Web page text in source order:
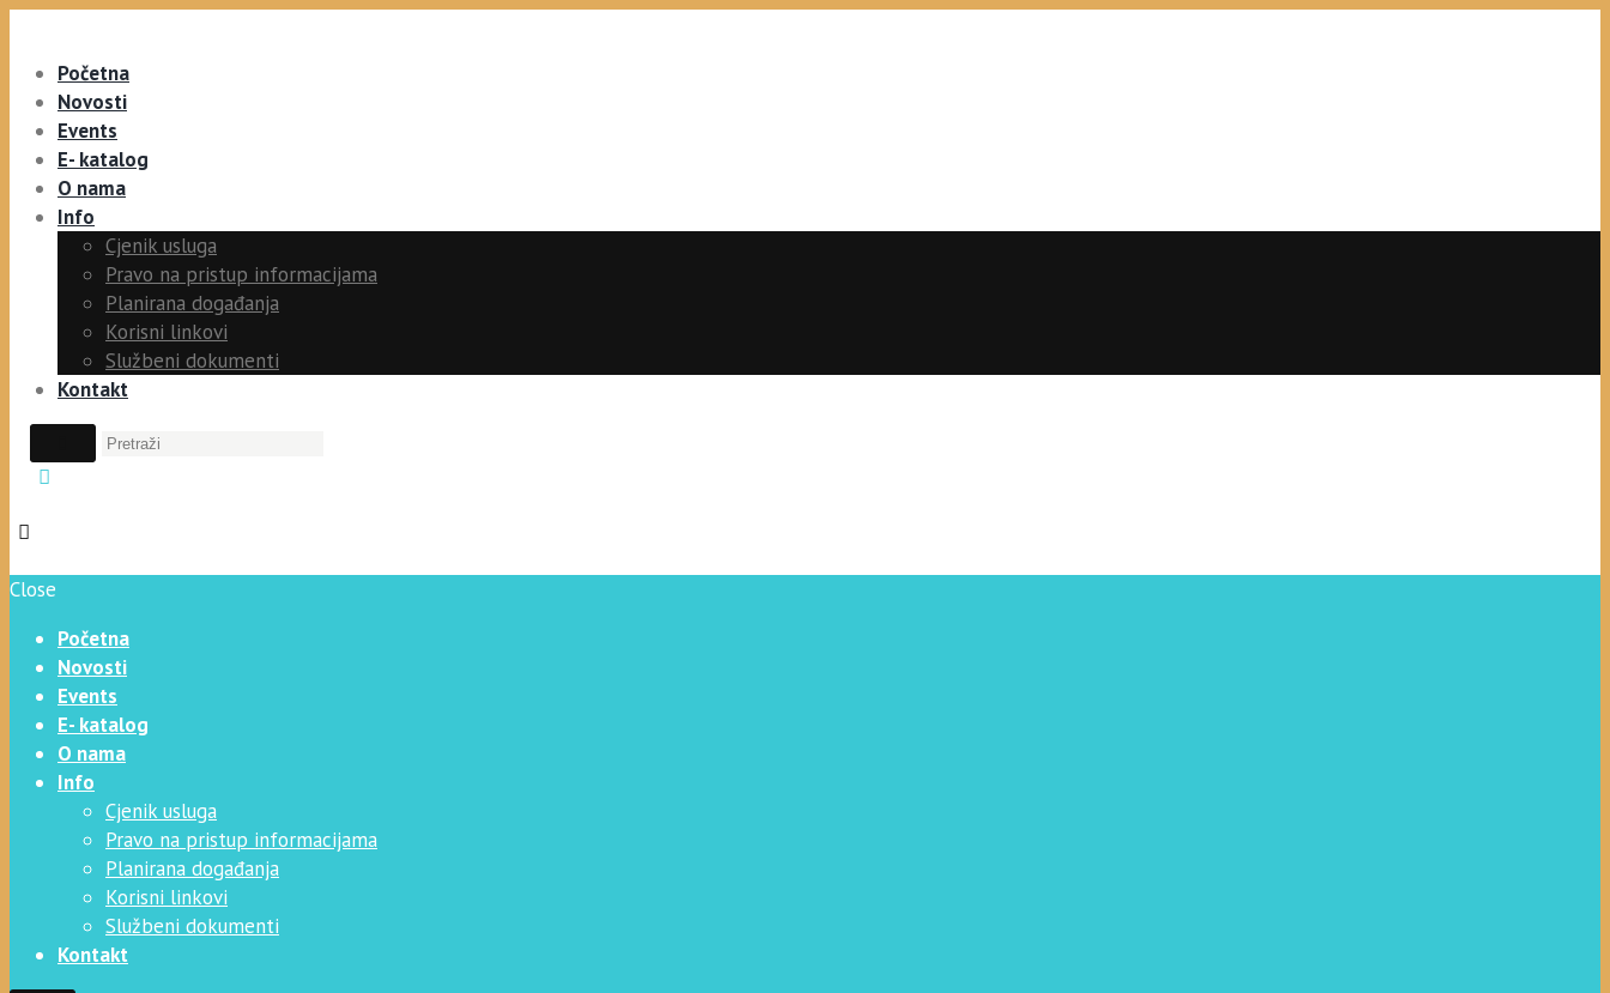
Početna
Novosti
Events
E- katalog
O nama
Info
Cjenik usluga
Pravo na pristup informacijama
Planirana događanja
Korisni linkovi
Službeni dokumenti
Kontakt
Close
Početna
Novosti
Events
E- katalog
O nama
Info
Cjenik usluga
Pravo na pristup informacijama
Planirana događanja
Korisni linkovi
Službeni dokumenti
Kontakt